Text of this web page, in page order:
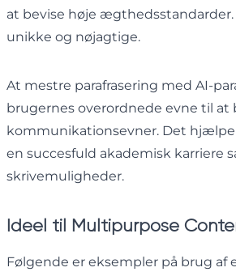
at bevise høje
unikke og nøjagtige.
At mestre parafrasering med AI-
brugernes overordnede evne til at
kommunikationsevner. Det
en succesfuld akademisk karriere
skrivemuligheder.
Ideel til Multipurpose
Følgende er eksempler på brug af